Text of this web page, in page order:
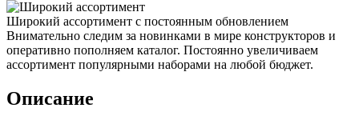
Широкий ассортимент с постоянным обновлением
Внимательно следим за новинками в мире конструкторов и
оперативно пополняем каталог. Постоянно увеличиваем
ассортимент популярными наборами на любой бюджет.
Описание